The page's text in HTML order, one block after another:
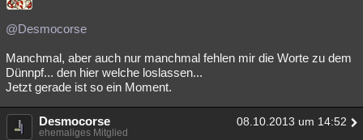
@Desmocorse
Manchmal, aber auch nur manchmal fehlen mir die Worte zu dem
Dünnpf... den hier welche loslassen...
Jetzt gerade ist so ein Moment.
Desmocorse 08.10.2013 um 14:52
ehemaliges Mitglied